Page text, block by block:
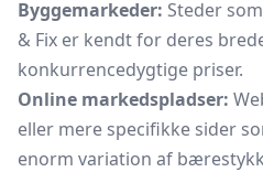
Byggemarkeder: Steder
& Fix er kendt for deres
konkurrencedygtige priser.
Online markedspladser:
eller mere specifikke sider
enorm variation af